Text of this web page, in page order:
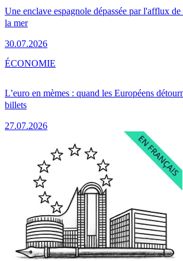
Une enclave espagnole dépassée par l'afflux
la mer
30.07.2026
L’euro en mèmes : quand les Européens
billets
27.07.2026
ÉCONOMIE